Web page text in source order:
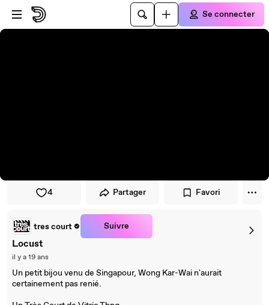
Passer au player
Passer au contenu principal
Se connecter
4 Partager Favori
tres court Suivre
Locust
il y a 19 ans
Un petit bijou venu de Singapour, Wong Kar-Wai n'aurait
certainement pas renié.